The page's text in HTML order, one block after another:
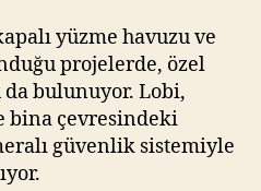
yüzme havuzu ve
projelerde, özel
da bulunuyor. Lobi,
bina çevresindeki
güvenlik sistemiyle